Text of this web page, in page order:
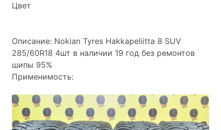
Цвет
Описание: Nokian Tyres Hakkapeliitta 8 SUV
285/60R18 4шт в наличии 19 год без ремонтов
шипы 95%
Применимость: